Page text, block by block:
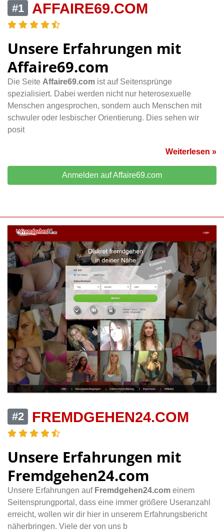
#1 AFFAIRE69.COM
Unsere Erfahrungen mit
Affaire69.com
Die Seite Affaire69.com ist auf Seitensprünge
spezialisiert. Dabei werden nicht nur heterosexuelle
Menschen angesprochen, sondern auch Menschen mit
schwuler oder lesbischer Orientierung. Dies sehen wir
posit
Weiterlesen »
Anmelden auf Affaire69.com
#2 FREMDGEHEN24.COM
Unsere Erfahrungen mit
Fremdgehen24.com
Unsere Erfahrungen auf Fremdgehen24.com einem
Seitensprungportal, dass eine immer größere Useranzahl
erreicht, wollen wir dir hier in unserem Erfahrungsbericht
näherbringen. Viele der von uns b